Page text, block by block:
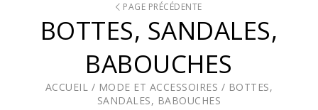
PAGE PRÉCÉDENTE
BOTTES, SANDALES,
BABOUCHES
ACCUEIL / MODE ET ACCESSOIRES / BOTTES,
SANDALES, BABOUCHES